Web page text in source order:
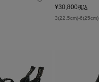
¥30,800税込
3(22.5cm)-6(25cm)